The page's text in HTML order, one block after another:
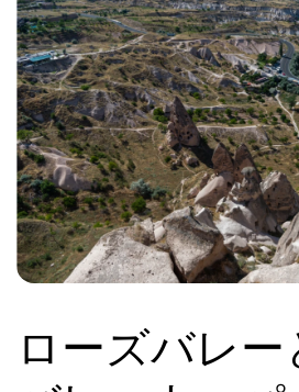
ローズバレー